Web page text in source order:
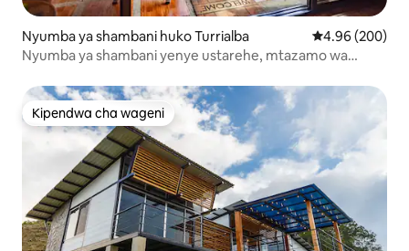
Nyumba ya shambani huko Turrialba Ukadiriaji wa
4.96 (200)
Nyumba ya shambani yenye ustarehe, mtazamo wa
Kipendwa cha wageni
Kipendwa cha wageni